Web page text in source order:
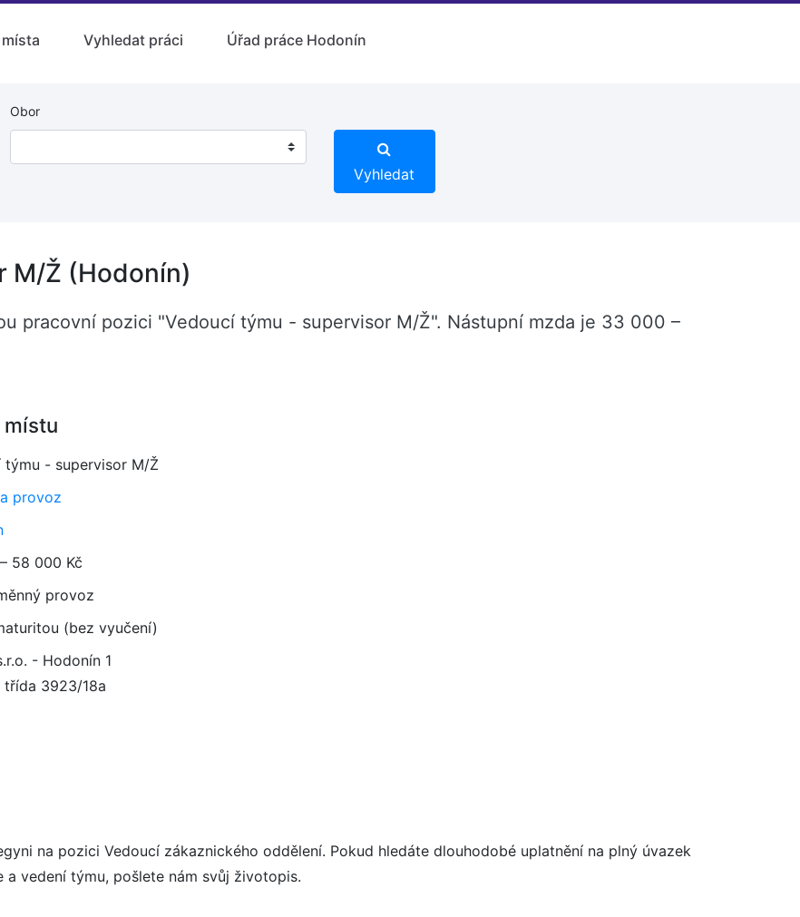
Vyhledat práci Úřad práce Hodonín
Obor
Vyhledat
M/Ž (Hodonín)
pracovní pozici "Vedoucí týmu - supervisor M/Ž". Nástupní mzda je 33 000 –
týmu - supervisor M/Ž
provoz
58 000 Kč
provoz
(bez vyučení)
- Hodonín 1
třída 3923/18a
na pozici Vedoucí zákaznického oddělení. Pokud hledáte dlouhodobé uplatnění na plný úvazek
vedení týmu, pošlete nám svůj životopis.